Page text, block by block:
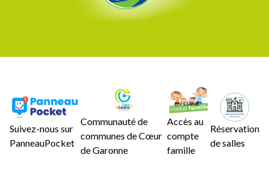
Suivez-nous sur
PanneauPocket
Communauté de
communes de Cœur
de Garonne
Accès au
compte
famille
Réservation
de salles